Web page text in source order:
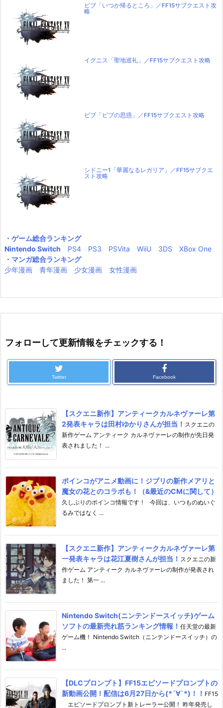
ビブ「いつか帰るところ」／FF15サブクエスト攻
略
イグニス「聖地巡礼」／FF15サブクエスト攻略
ビブ「ビブの思惑」／FF15サブクエスト攻略
シドニー1「華麗なるレガリア」／FF15サブクエ
スト攻略
・ゲーム総合ランキング
Nintendo Switch
PS4 PS3 PSVita WiiU 3DS
XBox One
・マンガ総合ランキング
少年漫画
青年漫画 少女漫画 女性漫画
フォローして更新情報をチェックする！
Twitter Facebook
【スクエニ新作】アンティークカルネヴァーレ第
2発表キャラは田村ゆかりさんが担当！ スクエニの
新作ゲーム アンティーク カルネヴァーレの制作が先日発
表されました！ ...
ポインコがアニメ動画に！ジブリの新作メアリと
魔女の花とのコラボも！（&最近のCMに関して）
久しぶりのポインコ情報です！ 今回は、いつものぬいぐ
るみではなく ...
【スクエニ新作】アンティークカルネヴァーレ第
一発表キャラは花江夏樹さんが担当！ スクエニの新
作ゲーム アンティーク カルネヴァーレの制作が発表され
ました！ 第一 ...
Nintendo Switch(ニンテンドースイッチ)ゲーム
ソフトの最新売れ筋ランキング情報！ 任天堂の最新
ゲーム機！ Nintendo Switch（ニンテンドースイッチ）の
...
【DLCプロンプト】FF15エピソードプロンプトの
新動画公開！配信は6月27日から(*´∀`*)！！ FF15
エピソードプロンプト新トレーラー公開！ 昨年発売し